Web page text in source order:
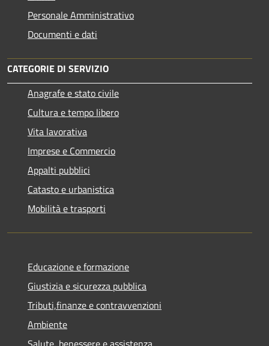
Personale Amministrativo
Documenti e dati
CATEGORIE DI SERVIZIO
Anagrafe e stato civile
Cultura e tempo libero
Vita lavorativa
Imprese e Commercio
Appalti pubblici
Catasto e urbanistica
Mobilità e trasporti
Educazione e formazione
Giustizia e sicurezza pubblica
Tributi,finanze e contravvenzioni
Ambiente